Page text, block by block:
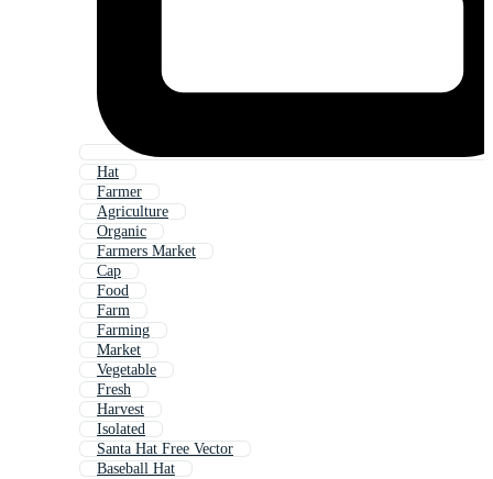
Hat
Farmer
Agriculture
Organic
Farmers Market
Cap
Food
Farm
Farming
Market
Vegetable
Fresh
Harvest
Isolated
Santa Hat Free Vector
Baseball Hat